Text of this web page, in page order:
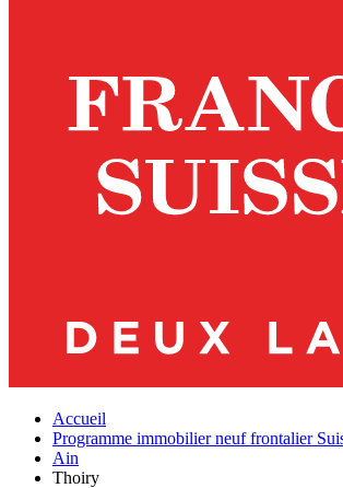
Accueil
Programme immobilier neuf frontalier
Ain
Thoiry